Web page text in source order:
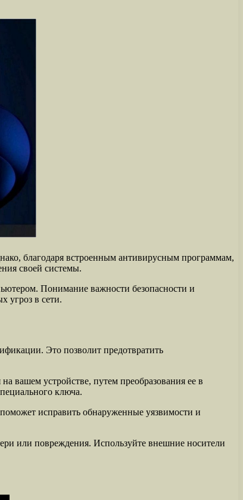
благодаря встроенным антивирусным программам,
своей системы.
Понимание важности безопасности и
угроз в сети.
Это позволит предотвратить
устройстве, путем преобразования ее в
ключа.
исправить обнаруженные уязвимости и
или повреждения. Используйте внешние носители